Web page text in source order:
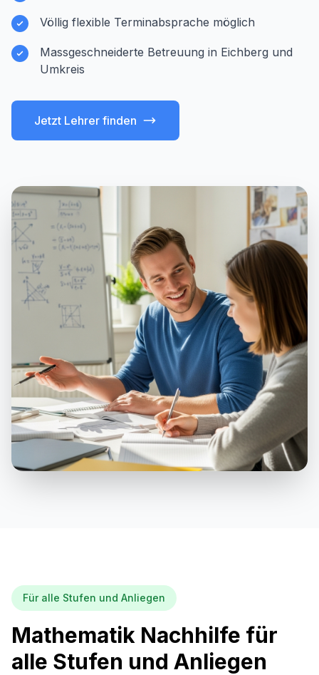
Völlig flexible Terminabsprache möglich
Massgeschneiderte Betreuung in Eichberg und
Umkreis
Jetzt Lehrer finden
Für alle Stufen und Anliegen
Mathematik Nachhilfe für
alle Stufen und Anliegen